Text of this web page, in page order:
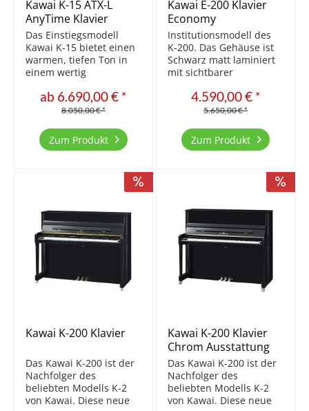
Kawai K-15 ATX-L
AnyTime Klavier
Das Einstiegsmodell
Kawai K-15 bietet einen
warmen, tiefen Ton in
einem wertig
ist einer unserer
Bestseller
ab 6.690,00 € *
8.050,00 € *
Zum Produkt
Kawai E-200 Klavier
Economy
Institutionsmodell des
K-200. Das Gehäuse ist
Schwarz matt laminiert
mit sichtbarer
abgebildet jedoch in
Schwarz hochglanz.
Institutionen,
Musikschule,
Die Resonanzböden der
4.590,00 € *
5.650,00 € *
Zum Produkt
Kawai K-200 Klavier
Das Kawai K-200 ist der
Nachfolger des
beliebten Modells K-2
von Kawai. Diese neue
Kawai K-200 Klavier
Chrom Ausstattung
Das Kawai K-200 ist der
Nachfolger des
beliebten Modells K-2
von Kawai. Diese neue